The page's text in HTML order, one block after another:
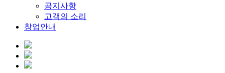
공지사항
고객의 소리
창업안내